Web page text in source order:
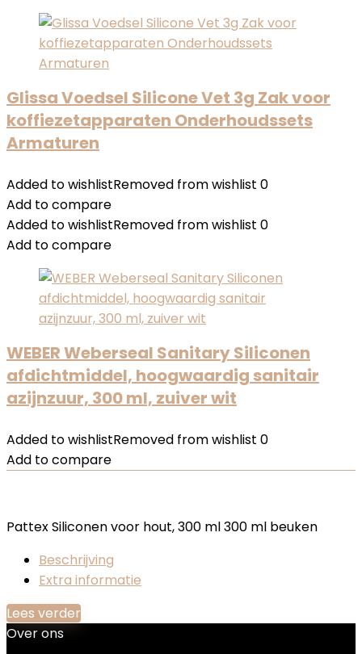
Glissa Voedsel Silicone Vet 3g Zak voor
koffiezetapparaten Onderhoudssets
Armaturen
Added to wishlistRemoved from wishlist 0
Add to compare
Added to wishlistRemoved from wishlist 0
Add to compare
WEBER Weberseal Sanitary Siliconen
afdichtmiddel, hoogwaardig sanitair
azijnzuur, 300 ml, zuiver wit
Added to wishlistRemoved from wishlist 0
Add to compare
Pattex Siliconen voor hout, 300 ml 300 ml beuken
Beschrijving
Extra informatie
Lees verder
Over ons